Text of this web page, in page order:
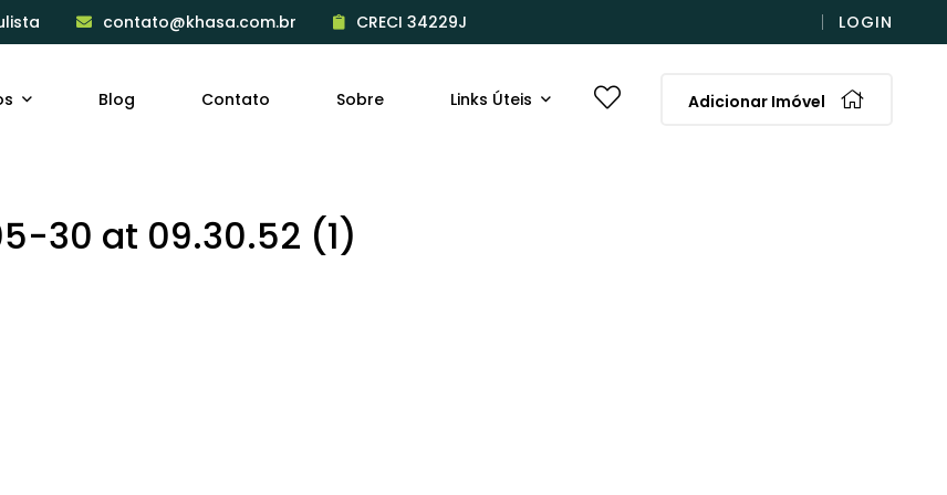
contato@khasa.com.br CRECI 34229J LOGIN
Blog Contato Sobre Links Úteis Adicionar Imóvel
30 at 09.30.52 (1)